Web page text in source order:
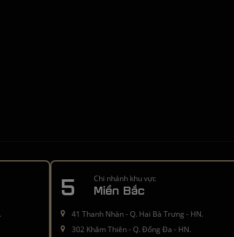
5 Chi nhánh khu vực
Miền Bắc
41 Thanh Nhàn - Q. Hai Bà Trưng - HN.
302 Khâm Thiên - Q. Đống Đa - HN.